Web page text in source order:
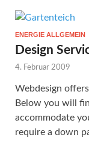
ENERGIE ALLGEMEIN
Design
4. Februar 2009
Webdesign
Below you will
accommodate
require a down